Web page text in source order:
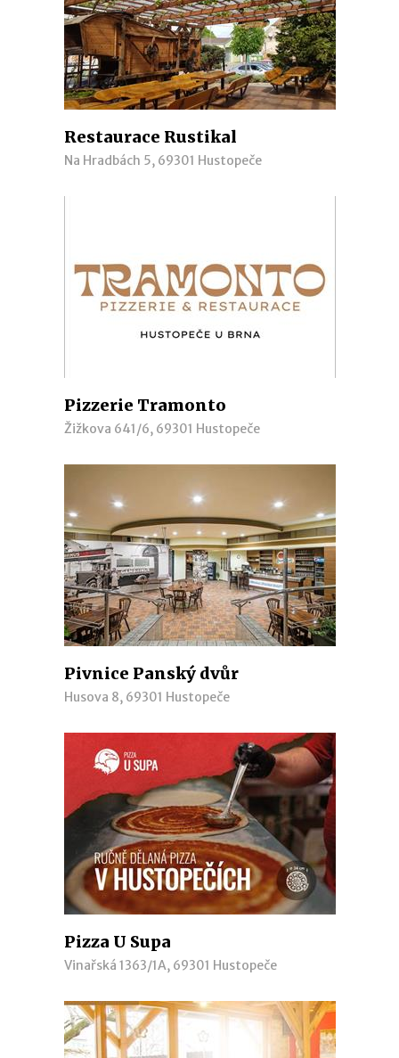
Restaurace Rustikal
Na Hradbách 5, 69301 Hustopeče
Pizzerie Tramonto
Žižkova 641/6, 69301 Hustopeče
Pivnice Panský dvůr
Husova 8, 69301 Hustopeče
Pizza U Supa
Vinařská 1363/1A, 69301 Hustopeče